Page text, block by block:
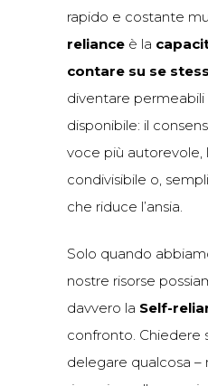
rapido e costante
reliance è la
contare su se
diventare permeabili
disponibile: il
voce più autorevole,
condivisibile o,
che riduce l’ansia.
Solo quando
nostre risorse
davvero la Self-
confronto. Chiedere
delegare qualcosa –